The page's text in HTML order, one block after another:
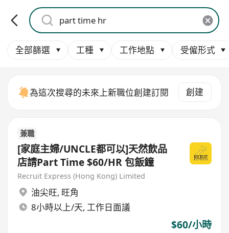
全部篩選 工種 工作地點 受僱形式
為這次搜尋的未來上新職位創建訂閱 創建
兼職
[家庭主婦/UNCLE都可以]天然飲品
店請Part Time $60/HR 包飯鐘
Recruit Express (Hong Kong) Limited
油尖旺, 旺角
8小時以上/天, 工作日面議
$60/小時